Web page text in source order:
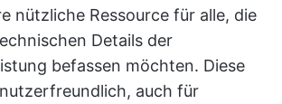
nützliche Ressource für alle, die
Details der
befassen möchten. Diese
auch für